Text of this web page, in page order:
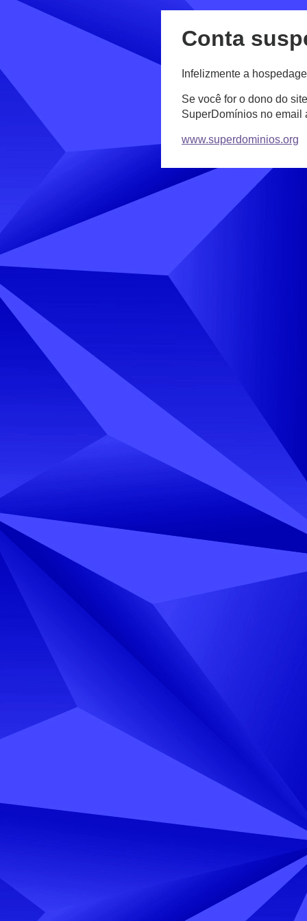
Conta
Infelizmente a
Se você for o dono do
SuperDomínios no email
www.superdominios.org